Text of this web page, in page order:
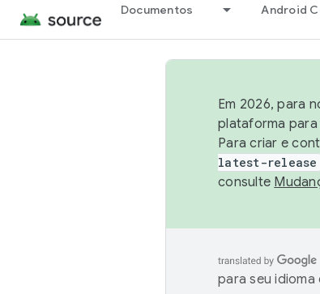
Documentos Android
Em 2026, para
plataforma
Para criar e
latest-release
consulte
para seu